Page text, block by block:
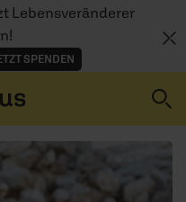
Lebensveränderer
SPENDEN